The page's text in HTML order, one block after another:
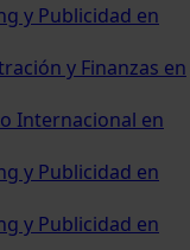
y Publicidad en
y Finanzas en
Internacional en
y Publicidad en
y Publicidad en